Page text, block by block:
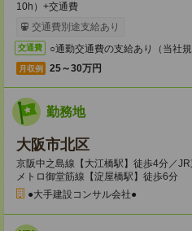
10h）+交通費
交通費別途支給あり
交通費 ○通勤交通費の支給あり（当社規
月収例 25～30万円
勤務地
大阪市北区
京阪中之島線【大江橋駅】徒歩4分／
メトロ御堂筋線【淀屋橋駅】徒歩6分
●大手建設コンサル会社●